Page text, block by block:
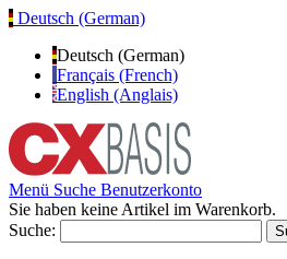
Deutsch (German)
Deutsch (German)
Français (French)
English (Anglais)
Menü Suche Benutzerkonto
Sie haben keine Artikel im Warenkorb.
Suche: